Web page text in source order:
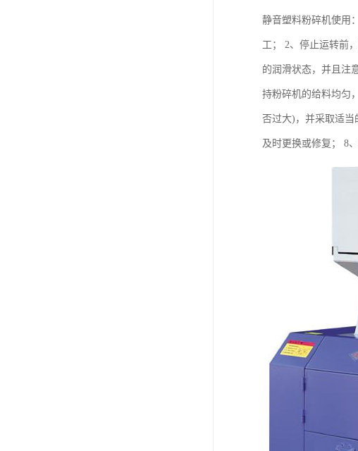
静音塑料粉碎机使用
工； 2、停止运转前
的润滑状态，并且注
持粉碎机的给料均匀
否过大)，并采取适当
及时更换或修复； 8